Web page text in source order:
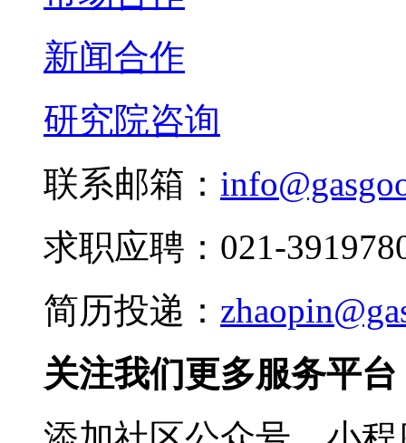
新闻合作
研究院咨询
联系邮箱：
求职应聘：021-
简历投递：
关注我们更多服务平台